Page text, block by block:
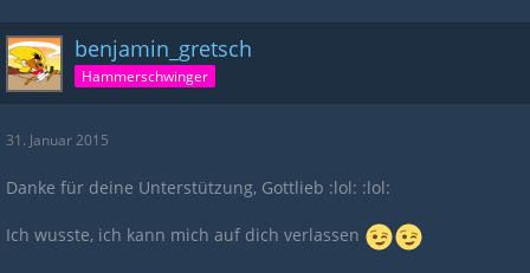
benjamin_gretsch
Hammerschwinger
31. Januar 2015
Danke für deine Unterstützung, Gottlieb :lol: :lol:
Ich wusste, ich kann mich auf dich verlassen